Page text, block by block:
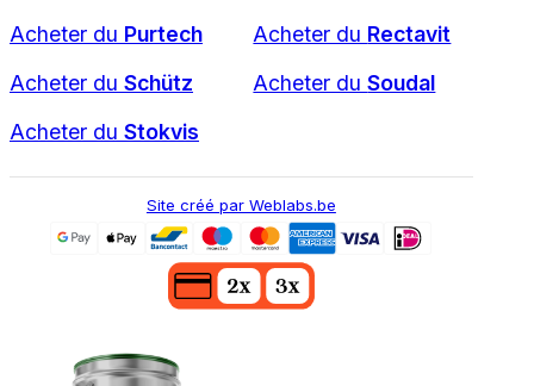
Acheter du Purtech Acheter du Rectavit
Acheter du Schütz Acheter duSoudal
Acheter du Stokvis
Site créé par Weblabs.be